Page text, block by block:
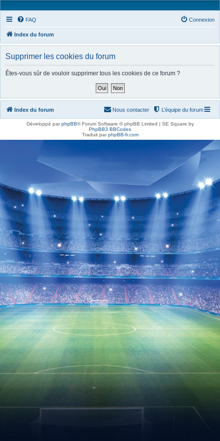
FAQ Connexion
Index du forum
Supprimer les cookies du forum
Êtes-vous sûr de vouloir supprimer tous les cookies de ce forum ?
Index du forum L’équipe du forum
Nous contacter
Développé parphpBB® Forum Software © phpBB Limited | SE Square by
PhpBB3 BBCodes
Traduit parphpBB-fr.com